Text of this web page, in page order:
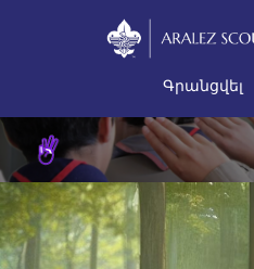
Գրանցվել